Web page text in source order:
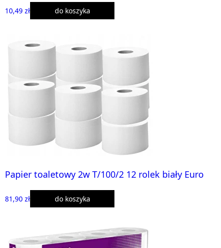
10,49 zł do koszyka
Papier toaletowy 2w T/100/2 12 rolek biały Euro
81,90 zł do koszyka